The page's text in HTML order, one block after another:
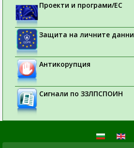
Проекти и програми/ЕС
Защита на личните данни
Антикорупция
Сигнали по ЗЗЛПСПОИН